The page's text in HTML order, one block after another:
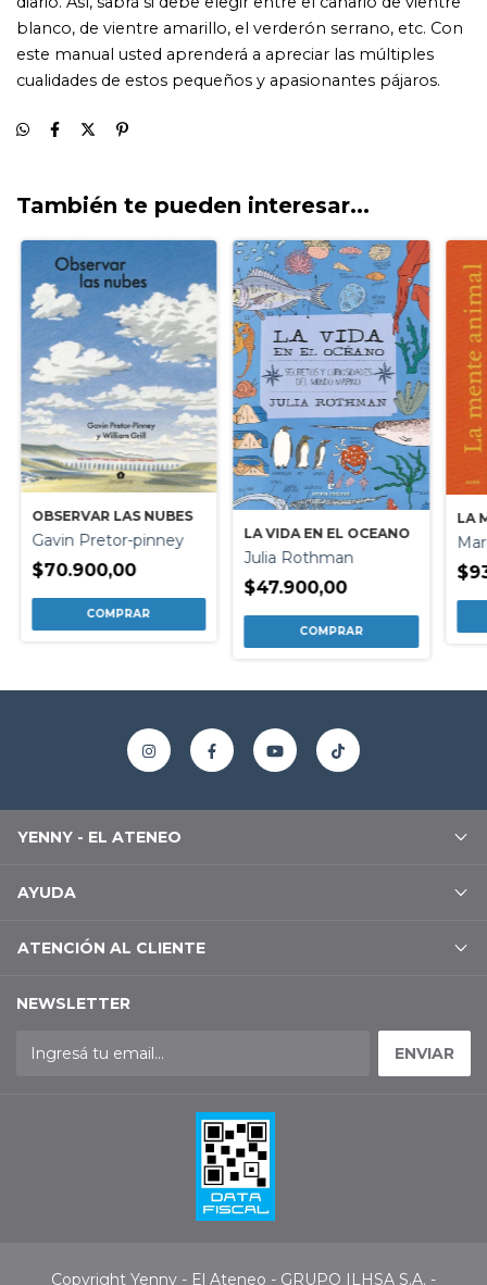
También te pueden interesar...
OBSERVAR LAS NUBES
Gavin Pretor-pinney
$70.900,00
LA VIDA EN EL OCEANO
Julia Rothman
$47.900,00
LA
YENNY - EL ATENEO
AYUDA
ATENCIÓN AL CLIENTE
NEWSLETTER
Copyright Yenny - El Ateneo - GRUPO ILHSA S.A. -